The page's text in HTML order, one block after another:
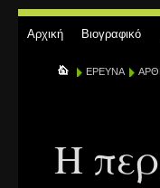
Αρχική Βιογραφικό
ΕΡΕΥΝΑ
Η